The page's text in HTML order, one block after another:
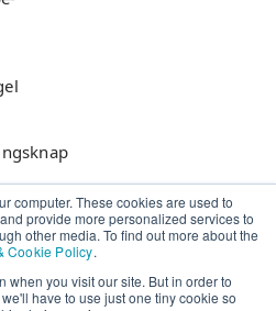
computer. These cookies are used to
provide more personalized services to
other media. To find out more about the
Cookie Policy.
when you visit our site. But in order to
have to use just one tiny cookie so